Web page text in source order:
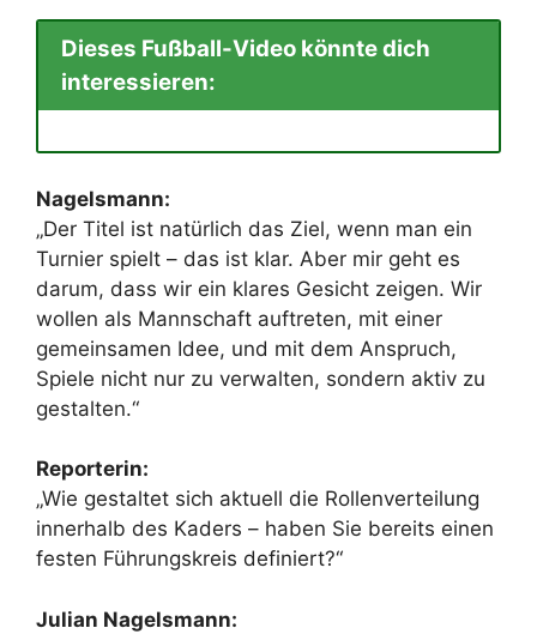
Dieses Fußball-Video könnte dich
interessieren:
Nagelsmann:
„Der Titel ist natürlich das Ziel, wenn man ein
Turnier spielt – das ist klar. Aber mir geht es
darum, dass wir ein klares Gesicht zeigen. Wir
wollen als Mannschaft auftreten, mit einer
gemeinsamen Idee, und mit dem Anspruch,
Spiele nicht nur zu verwalten, sondern aktiv zu
gestalten.“
Reporterin:
„Wie gestaltet sich aktuell die Rollenverteilung
innerhalb des Kaders – haben Sie bereits einen
festen Führungskreis definiert?“
Julian Nagelsmann: